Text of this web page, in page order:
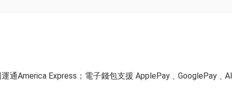
、限定榴槤甜品
公眾假期限定任食雪腳蟹、限定榴槤甜品
通America Express；電子錢包支援